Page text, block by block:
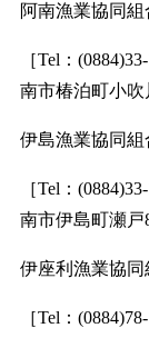
阿南漁業協同組
［Tel：
南市椿泊町小吹
伊島漁業協同組
［Tel：
南市伊島町瀬戸
伊座利漁業協同
［Tel：